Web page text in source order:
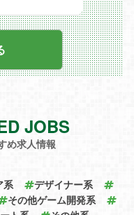
JOBS
め求人情報
系
デザイナー系
その他ゲーム開発系